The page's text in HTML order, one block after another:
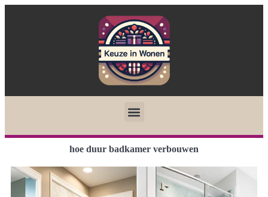
hoe duur badkamer verbouwen